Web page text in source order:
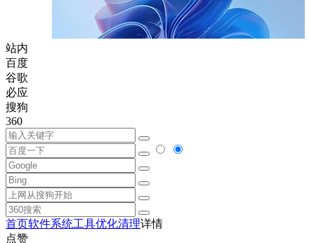
站内
百度
谷歌
必应
搜狗
360
首页软件系统工具优化清理详情
点赞